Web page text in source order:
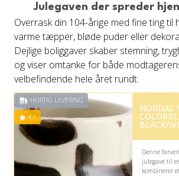
på 4.6 ud af
Julegaven der spreder
Overrask din 104-årige med fine ting til
varme tæpper, bløde puder eller
Dejlige boliggaver skaber stemning,
og viser omtanke for både
velbefindende hele året rundt.
HURTIG LEVERING
4.1
NORDAL
BLACK/
Denne
julegave til
kombinerer